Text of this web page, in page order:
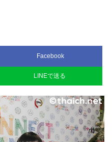
Facebook
LINEで送る